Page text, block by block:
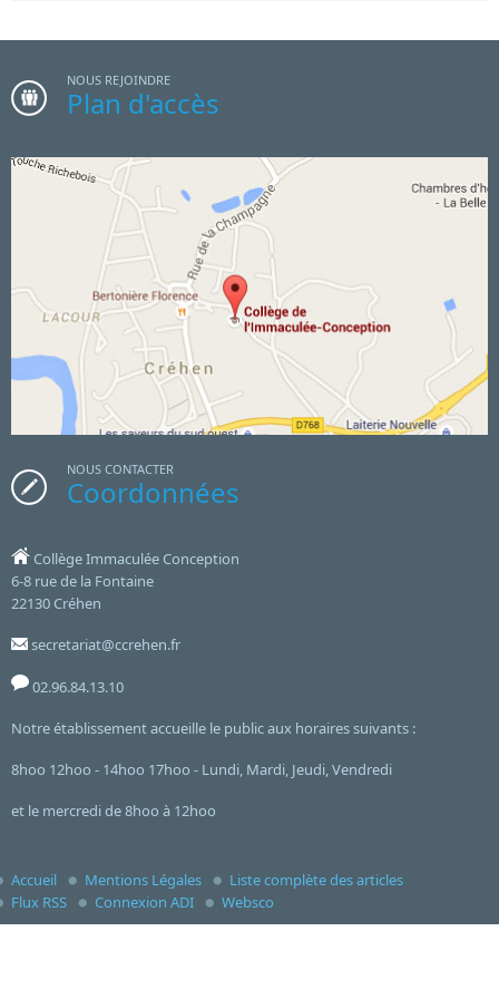
NOUS REJOINDRE
Plan d'accès
NOUS CONTACTER
Coordonnées
Collège Immaculée Conception
6-8 rue de la Fontaine
22130 Créhen
secretariat@ccrehen.fr
02.96.84.13.10
Notre établissement accueille le public aux horaires suivants :
8hoo 12hoo - 14hoo 17hoo - Lundi, Mardi, Jeudi, Vendredi
et le mercredi de 8hoo à 12hoo
Accueil Mentions Légales
Liste complète des articles
Flux RSS
Connexion ADI Websco